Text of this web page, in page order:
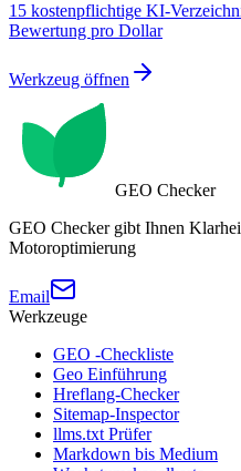
15 kostenpflichtige KI-
Bewertung pro Dollar
Werkzeug öffnen
GEO Checker
GEO Checker gibt Ihnen
Motoroptimierung
Email
Werkzeuge
GEO -Checkliste
Geo Einführung
Hreflang-Checker
Sitemap-Inspector
llms.txt Prüfer
Markdown bis Medium